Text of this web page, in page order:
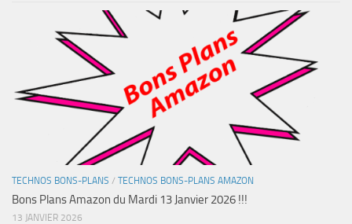
TECHNOS BONS-PLANS / TECHNOS BONS-PLANS AMAZON
Bons Plans Amazon du Mardi 13 Janvier 2026 !!!
13 JANVIER 2026